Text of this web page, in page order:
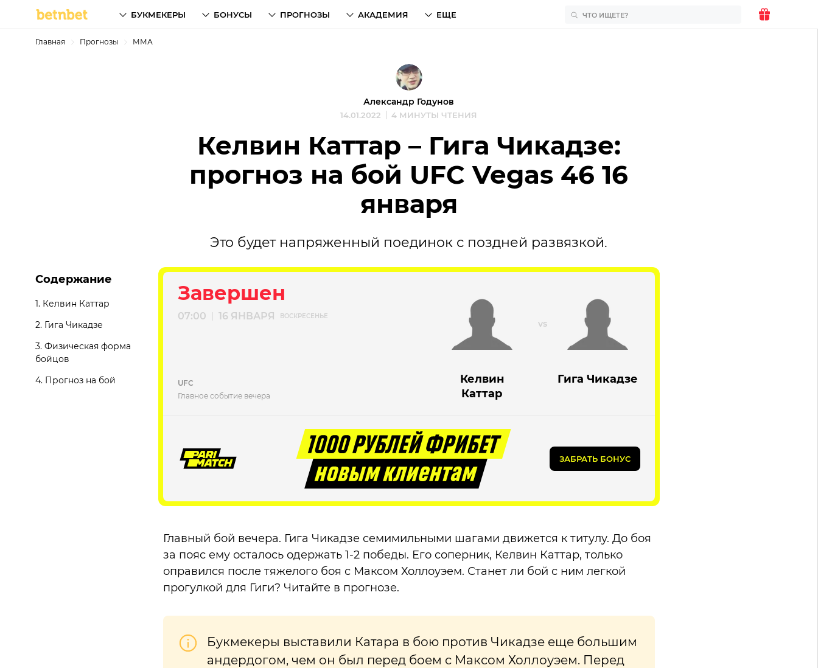
БУКМЕКЕРЫ БОНУСЫ ПРОГНОЗЫ АКАДЕМИЯ ЕЩЕ
Главная Прогнозы ММА
Александр Годунов
14.01.2022 4 МИНУТЫ ЧТЕНИЯ
Келвин Каттар – Гига Чикадзе:
прогноз на бой UFC Vegas 46 16
января
Это будет напряженный поединок с поздней развязкой.
Содержание
1. Келвин Каттар
2. Гига Чикадзе
3. Физическая форма
бойцов
4. Прогноз на бой
Келвин
Каттар
Гига Чикадзе
Завершен
07:00 16 ЯНВАРЯ ВОСКРЕСЕНЬЕ
UFC
Главное событие вечера
ЗАБРАТЬ БОНУС
Главный бой вечера. Гига Чикадзе семимильными шагами движется к титулу. До боя
за пояс ему осталось одержать 1-2 победы. Его соперник, Келвин Каттар, только
оправился после тяжелого боя с Максом Холлоуэем. Станет ли бой с ним легкой
прогулкой для Гиги? Читайте в прогнозе.
Букмекеры выставили Катара в бою против Чикадзе еще большим
андердогом, чем он был перед боем с Максом Холлоуэем. Перед